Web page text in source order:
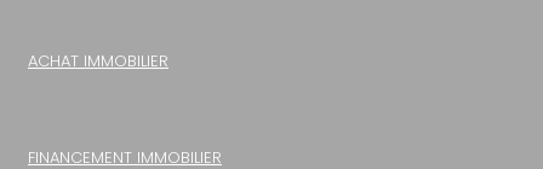
ACHAT IMMOBILIER
FINANCEMENT IMMOBILIER